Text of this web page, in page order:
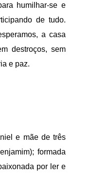
humilhar-se e
de tudo.
a casa
destroços, sem
e paz.
e mãe de três
formada
por ler e